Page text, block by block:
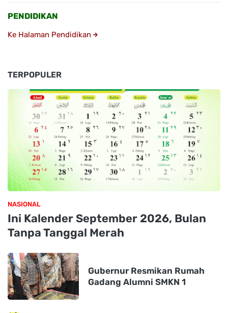
PENDIDIKAN
Ke Halaman Pendidikan
TERPOPULER
NASIONAL
Ini Kalender September 2026, Bulan
Tanpa Tanggal Merah
Gubernur Resmikan Rumah
Gadang Alumni SMKN 1